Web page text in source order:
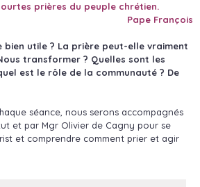
prières du peuple chrétien.
Pape François
bien utile ? La prière peut-elle vraiment
transformer ? Quelles sont les
est le rôle de la communauté ? De
séance, nous serons accompagnés
et par Mgr Olivier de Cagny pour se
et comprendre comment prier et agir